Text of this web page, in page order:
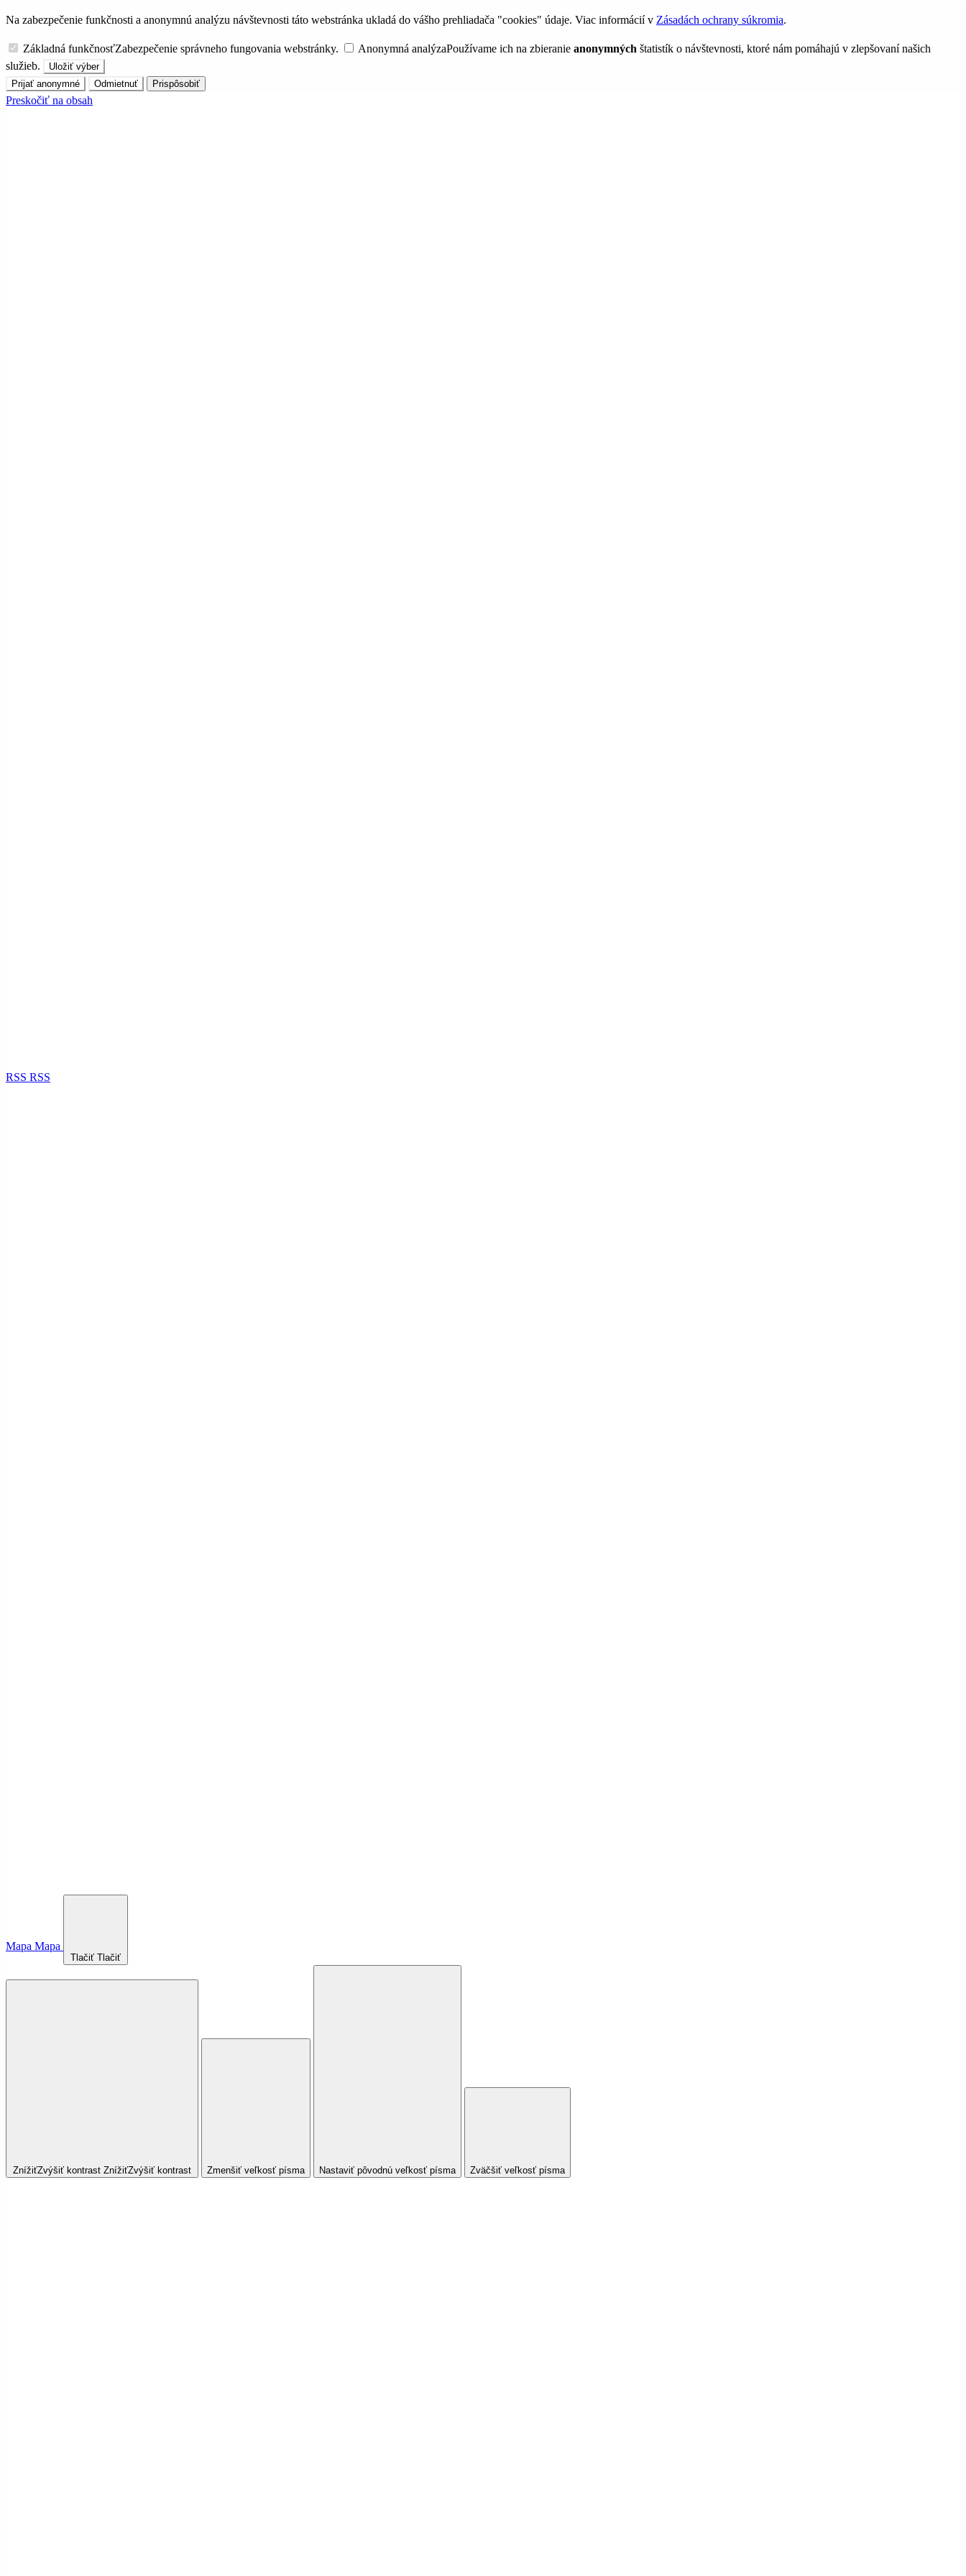
Na zabezpečenie funkčnosti a anonymnú analýzu návštevnosti táto webstránka ukladá do vášho prehliadača "cookies" údaje. Viac informácií v Zásadách ochrany súkromia.
Základná funkčnosťZabezpečenie správneho fungovania webstránky. Anonymná analýzaPoužívame ich na zbieranie anonymných štatistík o návštevnosti, ktoré nám pomáhajú v zlepšovaní našich
služieb.
Uložiť výber
Prijať anonymné
Odmietnuť Prispôsobiť
Preskočiť na obsah
RSS RSS
Mapa Mapa
Tlačiť Tlačiť
ZnížiťZvýšiť kontrast ZnížiťZvýšiť kontrast Zmenšiť veľkosť písma Nastaviť pôvodnú veľkosť písma Zväčšiť veľkosť písma